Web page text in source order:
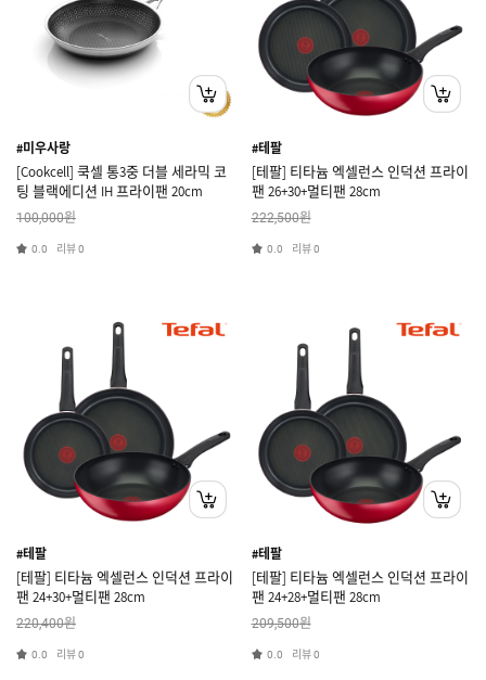
#미우사랑
[Cookcell] 쿡셀 통3중 더블 세라믹 코
팅 블랙에디션 IH 프라이팬 20cm
100,000원
0.0 리뷰0
#테팔
[테팔] 티타늄 엑셀런스 인덕션 프라이
팬 26+30+멀티팬 28cm
222,500원
0.0 리뷰0
#테팔
[테팔] 티타늄 엑셀런스 인덕션 프라이
팬 24+30+멀티팬 28cm
220,400원
0.0 리뷰0
#테팔
[테팔] 티타늄 엑셀런스 인덕션 프라이
팬 24+28+멀티팬 28cm
209,500원
0.0 리뷰0